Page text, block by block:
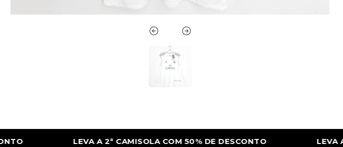
COM 50% DE DESCONTO LEVA A 2ª CAMISOLA COM 50% DE